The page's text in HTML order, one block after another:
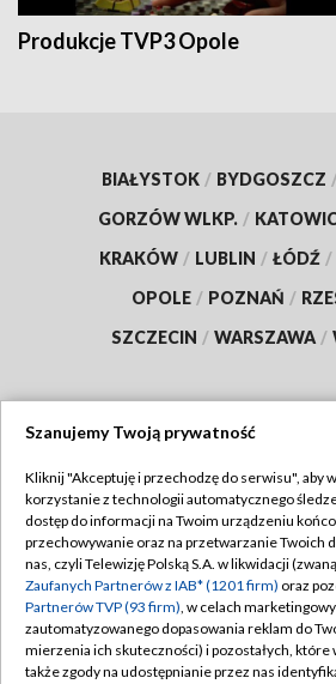
Produkcje TVP3 Opole
BIAŁYSTOK / BYDGOSZCZ
GORZÓW WLKP. /
KRAKÓW / LUBLIN / ŁÓDŹ /
OPOLE / POZNAŃ /
SZCZECIN / WARSZAWA /
TVP
Abonament TVP
Emisja w TVP
Centrum informacji TVP
Naziemna Telewizja Cyfrowa
Regulamin
Polityka
Moje zgody
Pomoc
Szanujemy Twoją prywatność
Kliknij "Akceptuję i przechodzę do serwisu", aby
korzystanie z technologii automatycznego
dostęp do informacji na Twoim urządzeniu
przechowywanie oraz na przetwarzanie Twoich
nas, czyli Telewizję Polską S.A. w likwidacji
Zaufanych Partnerów z IAB* (1201 firm) oraz
Partnerów TVP (93 firm), w celach
zautomatyzowanego dopasowania reklam do
mierzenia ich skuteczności) i pozostałych, które
także zgody na udostępnianie przez nas